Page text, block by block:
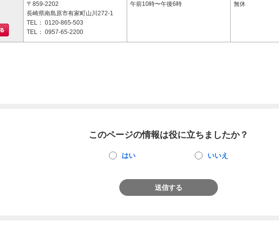
〒859-2202
長崎県南島原市有家町山川272-1
TEL： 0120-865-503
TEL： 0957-65-2200
午前10時〜午後6時 無休
このページの情報は役に立ちましたか？
はい いいえ
送信する